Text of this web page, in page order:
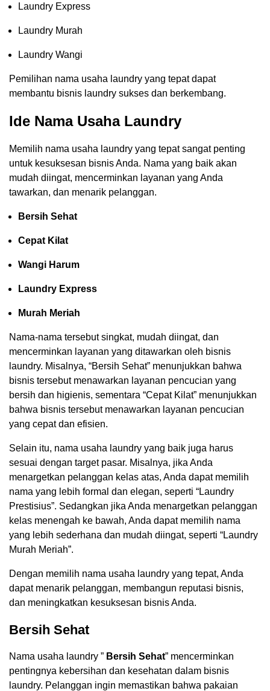
Laundry Express
Laundry Murah
Laundry Wangi
Pemilihan nama usaha laundry yang tepat dapat
membantu bisnis laundry sukses dan berkembang.
Ide Nama Usaha Laundry
Memilih nama usaha laundry yang tepat sangat penting
untuk kesuksesan bisnis Anda. Nama yang baik akan
mudah diingat, mencerminkan layanan yang Anda
tawarkan, dan menarik pelanggan.
Bersih Sehat
Cepat Kilat
Wangi Harum
Laundry Express
Murah Meriah
Nama-nama tersebut singkat, mudah diingat, dan
mencerminkan layanan yang ditawarkan oleh bisnis
laundry. Misalnya, “Bersih Sehat” menunjukkan bahwa
bisnis tersebut menawarkan layanan pencucian yang
bersih dan higienis, sementara “Cepat Kilat” menunjukkan
bahwa bisnis tersebut menawarkan layanan pencucian
yang cepat dan efisien.
Selain itu, nama usaha laundry yang baik juga harus
sesuai dengan target pasar. Misalnya, jika Anda
menargetkan pelanggan kelas atas, Anda dapat memilih
nama yang lebih formal dan elegan, seperti “Laundry
Prestisius”. Sedangkan jika Anda menargetkan pelanggan
kelas menengah ke bawah, Anda dapat memilih nama
yang lebih sederhana dan mudah diingat, seperti “Laundry
Murah Meriah”.
Dengan memilih nama usaha laundry yang tepat, Anda
dapat menarik pelanggan, membangun reputasi bisnis,
dan meningkatkan kesuksesan bisnis Anda.
Bersih Sehat
Nama usaha laundry ” Bersih Sehat” mencerminkan
pentingnya kebersihan dan kesehatan dalam bisnis
laundry. Pelanggan ingin memastikan bahwa pakaian